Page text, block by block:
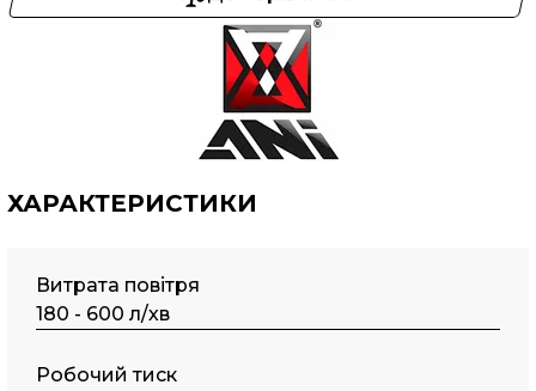
ХАРАКТЕРИСТИКИ
Витрата повітря
180 - 600 л/хв
Робочий тиск